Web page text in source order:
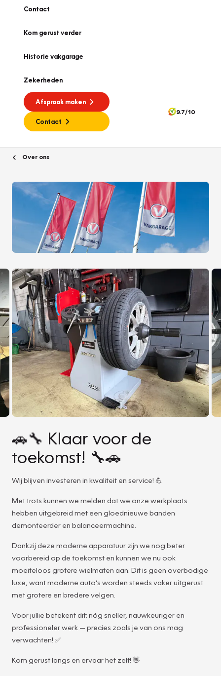
Contact
Kom gerust verder
Historie vakgarage
Zekerheden
Afspraak maken
Contact
9.7/10
Over ons
🚗🔧 Klaar voor de
toekomst! 🔧🚗
Wij blijven investeren in kwaliteit en service! 💪
Met trots kunnen we melden dat we onze werkplaats
hebben uitgebreid met een gloednieuwe banden
demonteerder en balanceermachine.
Dankzij deze moderne apparatuur zijn we nog beter
voorbereid op de toekomst en kunnen we nu ook
moeiteloos grotere wielmaten aan. Dit is geen overbodige
luxe, want moderne auto’s worden steeds vaker uitgerust
met grotere en bredere velgen.
Voor jullie betekent dit: nóg sneller, nauwkeuriger en
professioneler werk — precies zoals je van ons mag
verwachten! ✅
Kom gerust langs en ervaar het zelf! 👋